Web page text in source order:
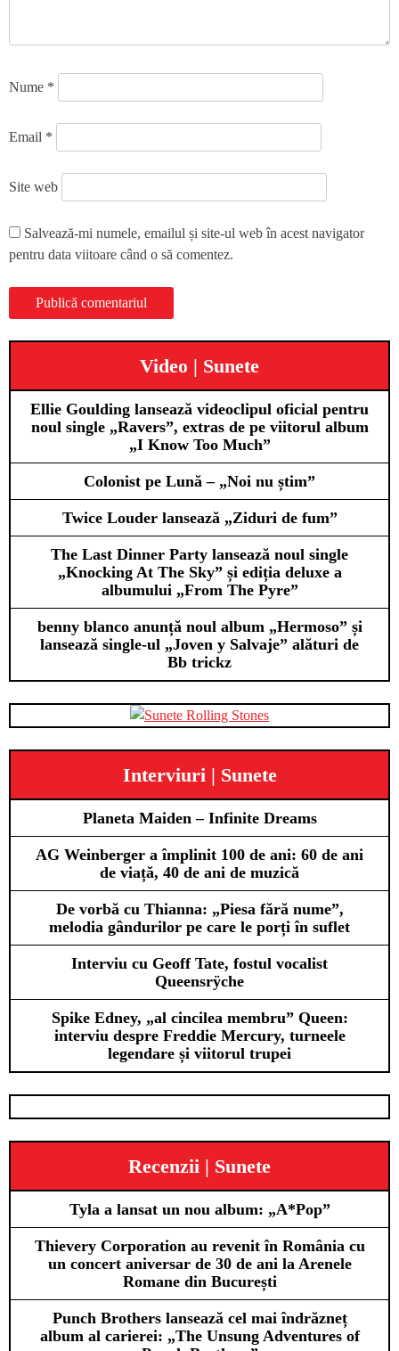
Nume *
Email *
Site web
Salvează-mi numele, emailul și site-ul web în acest navigator
pentru data viitoare când o să comentez.
Video | Sunete
Ellie Goulding lansează videoclipul oficial pentru
noul single „Ravers”, extras de pe viitorul album
„I Know Too Much”
Colonist pe Lună – „Noi nu știm”
Twice Louder lansează „Ziduri de fum”
The Last Dinner Party lansează noul single
„Knocking At The Sky” și ediția deluxe a
albumului „From The Pyre”
benny blanco anunță noul album „Hermoso” și
lansează single-ul „Joven y Salvaje” alături de
Bb trickz
Interviuri | Sunete
Planeta Maiden – Infinite Dreams
AG Weinberger a împlinit 100 de ani: 60 de ani
de viață, 40 de ani de muzică
De vorbă cu Thianna: „Piesa fără nume”,
melodia gândurilor pe care le porți în suflet
Interviu cu Geoff Tate, fostul vocalist
Queensrÿche
Spike Edney, „al cincilea membru” Queen:
interviu despre Freddie Mercury, turneele
legendare și viitorul trupei
Recenzii | Sunete
Tyla a lansat un nou album: „A*Pop”
Thievery Corporation au revenit în România cu
un concert aniversar de 30 de ani la Arenele
Romane din București
Punch Brothers lansează cel mai îndrăzneț
album al carierei: „The Unsung Adventures of